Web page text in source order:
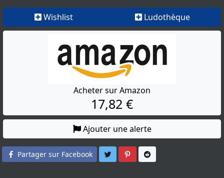
Wishlist Ludothèque
Acheter sur Amazon
17,82 €
Ajouter une alerte
Partager sur Facebook Partager sur Twitter
Partager sur Pinterest